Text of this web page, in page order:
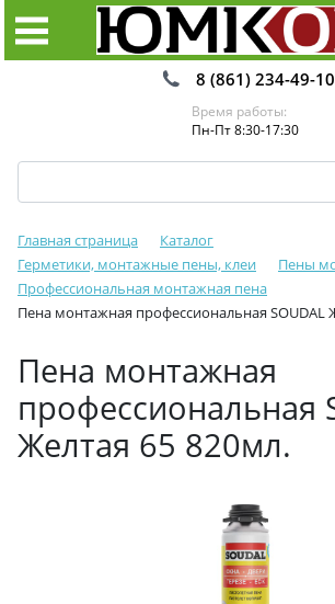
8 (861) 234-49-10
Время работы:
Пн-Пт 8:30-17:30
Главная страница
Каталог
Герметики, монтажные пены, клеи
Пены
Профессиональная монтажная пена
Пена монтажная профессиональная SOUDAL
Пена монтажная
профессиональная
Желтая 65 820мл.